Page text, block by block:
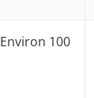
Environ 100